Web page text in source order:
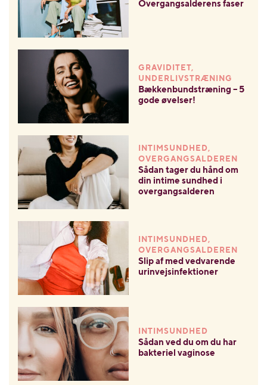
Overgangsalderens faser
GRAVIDITET,
UNDERLIVSTRÆNING
Bækkenbundstræning – 5
gode øvelser!
INTIMSUNDHED,
OVERGANGSALDEREN
Sådan tager du hånd om
din intime sundhed i
overgangsalderen
INTIMSUNDHED,
OVERGANGSALDEREN
Slip af med vedvarende
urinvejsinfektioner
INTIMSUNDHED
Sådan ved du om du har
bakteriel vaginose